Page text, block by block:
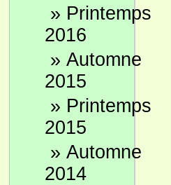
» Printemps
2016
» Automne
2015
» Printemps
2015
» Automne
2014